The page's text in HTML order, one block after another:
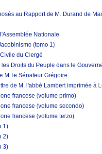
au Rapport de M. Durand de
Nationale
(tomo 1)
du Clergé
Droits du Peuple dans le
M. le Sénateur Grégoire
de M. l'abbé Lambert imprimée à
francese (volume primo)
francese (volume secondo)
francese (volume terzo)
1)
2)
3)